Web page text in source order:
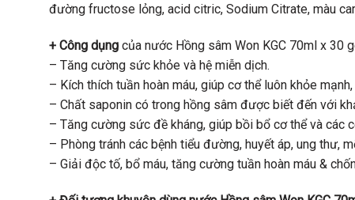
đường fructose lỏng, acid citric, Sodium Citrate, màu
+ Công dụng của nước Hồng sâm Won KGC 70ml x 30
– Tăng cường sức khỏe và hệ miễn dịch.
– Kích thích tuần hoàn máu, giúp cơ thể luôn khỏe
– Chất saponin có trong hồng sâm được biết đến với
– Tăng cường sức đề kháng, giúp bồi bổ cơ thể và các
– Phòng tránh các bệnh tiểu đường, huyết áp, ung thư,
– Giải độc tố, bổ máu, tăng cường tuần hoàn máu &